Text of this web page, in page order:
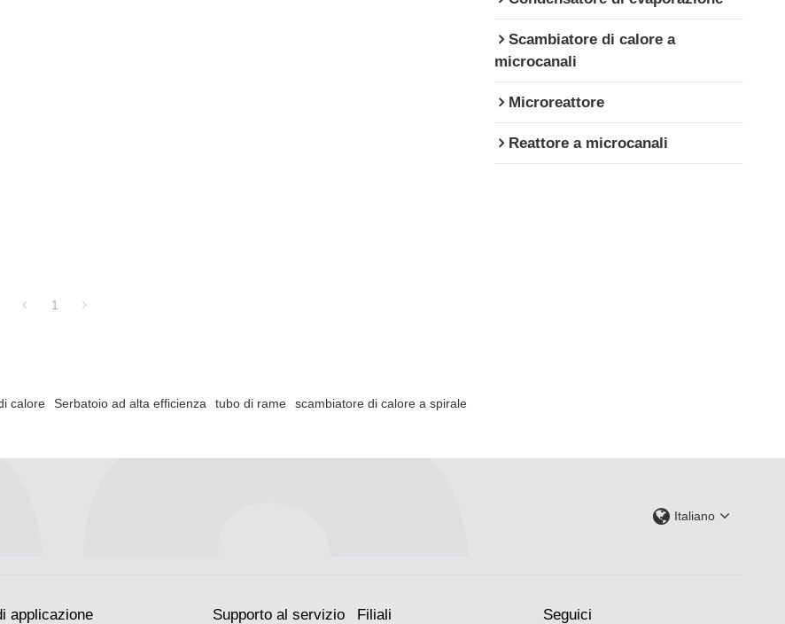
1
calore Serbatoio ad alta efficienza tubo di rame scambiatore di calore a spirale
Scambiatore di calore a
microcanali
Microreattore
Reattore a microcanali
Italiano
applicazione Supporto al servizio Filiali Seguici